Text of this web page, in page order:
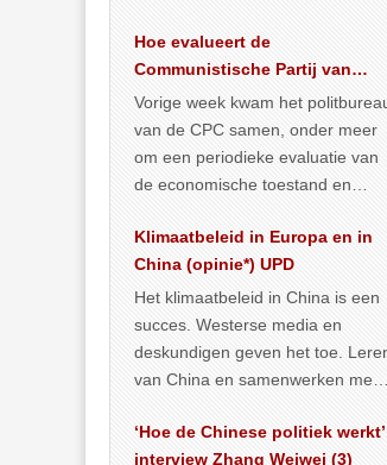
vergroening… >> lees meer
Hoe evalueert de
Communistische Partij van
China de economische
toestand?
Vorige week kwam het
van de CPC samen, onder meer
om een periodieke evaluatie van
de economische toestand en
publiceerden… >> lees meer
Klimaatbeleid in Europa en in
China (opinie*) UPD
Het klimaatbeleid in China is een
succes. Westerse media en
deskundigen geven het toe.
van China en samenwerken met
… >> lees meer
‘Hoe de Chinese politiek
interview Zhang Weiwei (3)